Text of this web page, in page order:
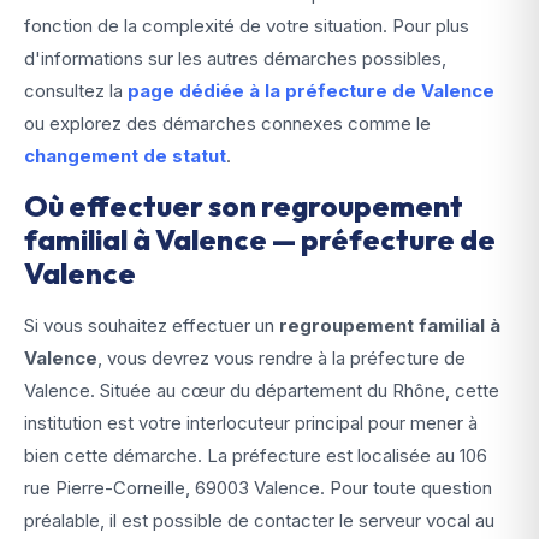
fonction de la complexité de votre situation. Pour plus
d'informations sur les autres démarches possibles,
consultez la page dédiée à la préfecture de Valence
ou explorez des démarches connexes comme le
changement de statut.
Où effectuer son regroupement
familial à Valence — préfecture de
Valence
Si vous souhaitez effectuer un regroupement familial à
Valence, vous devrez vous rendre à la préfecture de
Valence. Située au cœur du département du Rhône, cette
institution est votre interlocuteur principal pour mener à
bien cette démarche. La préfecture est localisée au 106
rue Pierre-Corneille, 69003 Valence. Pour toute question
préalable, il est possible de contacter le serveur vocal au